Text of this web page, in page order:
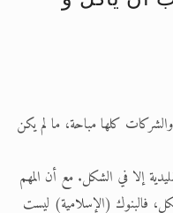
في أهمية عيد
والشركات كلها مباحة، ما لم يكن
إلا في الشكل. مع أن المهم
فالبنوك (الإسلامية) ليست